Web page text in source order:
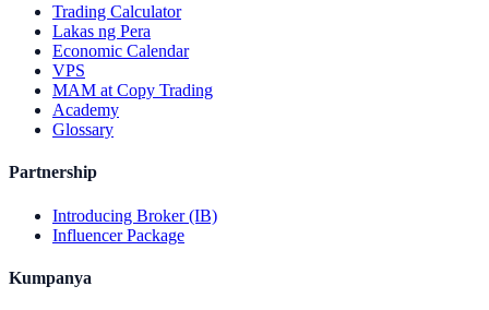
Trading Calculator
Lakas ng Pera
Economic Calendar
VPS
MAM at Copy Trading
Academy
Glossary
Partnership
Introducing Broker (IB)
Influencer Package
Kumpanya